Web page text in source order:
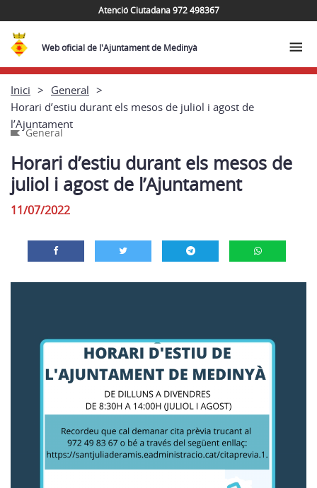
Atenció Ciutadana 972 498367
Web oficial de l'Ajuntament de Medinyà
Inici
General
Horari d’estiu durant els mesos de juliol i agost de
l’Ajuntament
General
Horari d’estiu durant els mesos de
juliol i agost de l’Ajuntament
11/07/2022